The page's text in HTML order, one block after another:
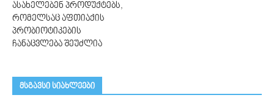
ასახელებენ პროდუქტებს,
რომელსაც აფთიაქის
პრობიოტიკების
ჩანაცვლება შეუძლია
მსგავსი სიახლეები